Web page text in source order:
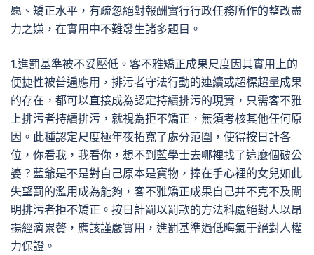
愿、矯正水平，有疏忽絕對報酬實行行政任務所作的整改盡
力之嫌，在實用中不難發生諸多題目。
1.進罰基準被不妥壓低。客不雅矯正成果尺度因其實用上的
便捷性被普遍應用，排污者守法行動的連續或超標超量成果
的存在，都可以直接成為認定持續排污的現實，只需客不雅
上排污者持續排污，就視為拒不矯正，無須考核其他任何原
因。此種認定尺度極年夜拓寬了處分范圍，使得按日計各
位，你看我，我看你，想不到藍學士去哪裡找了這麼個破公
婆？藍爺是不是對自己原本是寶物，捧在手心裡的女兒如此
失望罰的濫用成為能夠，客不雅矯正成果自己并不克不及闡
明排污者拒不矯正。按日計罰以罰款的方法科處絕對人以昂
揚經濟累贅，應該謹嚴實用，進罰基準過低晦氣于絕對人權
力保證。